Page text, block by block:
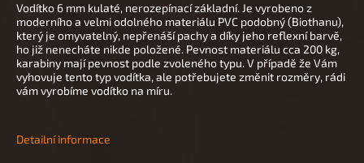
Vodítko 6 mm kulaté, nerozepínací základní. Je vyrobeno z
moderního a velmi odolného materiálu PVC podobný (Biothanu),
který je omyvatelný, nepřenáší pachy a díky jeho reflexní barvě,
ho již nenecháte nikde položené. Pevnost materiálu cca 200 kg,
karabiny mají pevnost podle zvoleného typu. V případě že Vám
vyhovuje tento typ vodítka, ale potřebujete změnit rozměry, rádi
vám vyrobíme vodítko na míru.
Detailní informace